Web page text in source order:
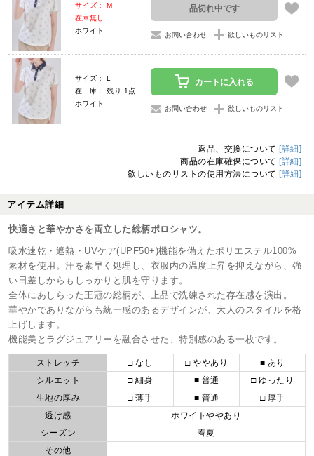
サイズ： M
在庫無し
ホワイト
品切れ中です
お問い合わせ 欲しいものリスト
サイズ： L
在 庫： 残り 1点
ホワイト
カートに入れる
お問い合わせ 欲しいものリスト
返品、交換について [詳細]
商品の在庫確保について [詳細]
欲しいものリストの使用方法について [詳細]
アイテム詳細
快適さと華やかさを両立した総柄ポロシャツ。
吸水速乾・遮熱・UVケア(UPF50+)機能を備えたポリエステル100%
素材を使用。汗を素早く処理し、衣服内の温度上昇を抑えながら、強
い日差しからもしっかりと肌を守ります。
全体にあしらった王冠の総柄が、上品で洗練された存在感を演出。
華やかでありながらも統一感のあるデザインが、大人のスタイルを格
上げします。
機能美とラグジュアリーを融合させた、特別感のある一枚です。
ストレッチ □ なし □ ややあり
■ あり
シルエット
□ 細身 ■ 普通
□ ゆったり
生地の厚み
□ 薄手 ■ 普通
□ 厚手
透け感
ホワイトややあり
シーズン
春夏
その他